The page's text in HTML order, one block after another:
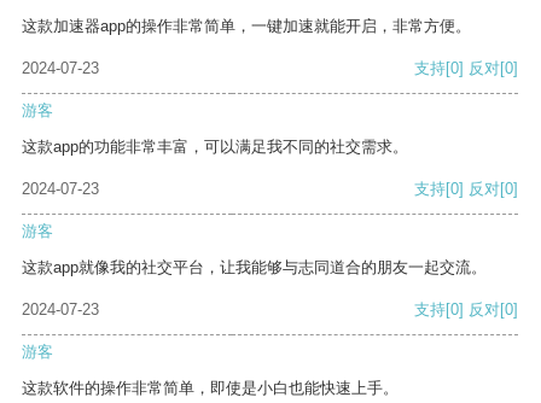
这款加速器app的操作非常简单，一键加速就能开启，非常方便。
2024-07-23 支持[0] 反对[0]
游客
这款app的功能非常丰富，可以满足我不同的社交需求。
2024-07-23 支持[0] 反对[0]
游客
这款app就像我的社交平台，让我能够与志同道合的朋友一起交流。
2024-07-23 支持[0] 反对[0]
游客
这款软件的操作非常简单，即使是小白也能快速上手。